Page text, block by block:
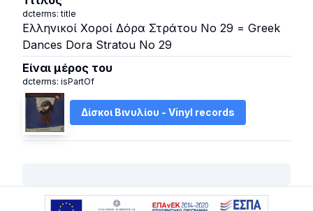
dcterms: title
Ελληνικοί Χοροί Δόρα Στράτου Νο 29 = Greek
Dances Dora Stratou Νο 29
Είναι μέρος του
dcterms: isPartOf
Δίσκοι Βινυλίου - Vinyl records